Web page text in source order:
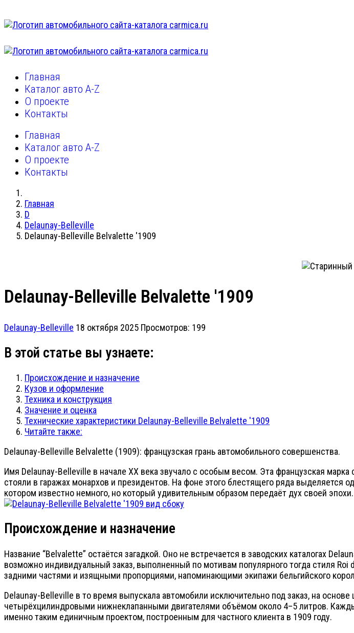
Главная
Каталог авто A-Z
О проекте
Контакты
Главная
Каталог авто A-Z
О проекте
Контакты
Главная
D
Delaunay-Belleville
Delaunay-Belleville Belvalette '1909
Delaunay-Belleville Belvalette '1909
Delaunay-Belleville 18 октября 2025 Просмотров: 199
В этой статье вы узнаете:
Происхождение и назначение
Кузов и оформление
Техника и конструкция
Значение и оценка
Технические характеристики Delaunay-Belleville Belvalette '1909
Читайте также:
Delaunay-Belleville Belvalette (1909): французская грань автомобильного совершенства.
Имя Delaunay-Belleville в начале XX века звучало с особым весом. Эта французская
стояли в гаражах монархов и президентов. На фоне этого блестящего ряда
котором известно немного, но который удивительным образом передаёт дух своей эпохи.
Происхождение и назначение
Название “Belvalette” остаётся загадкой. Оно не встречается в заводских каталогах
возможно индивидуальный заказ, выполненный по мотивам популярного тогда стиля
задними частями и изящными пропорциями, напоминающими экипажи бельгийского
Delaunay-Belleville в то время выпускала автомобили исключительно под заказ, на
четырёхцилиндровыми нижнеклапанными двигателями объёмом около 4–5 литров.
именно таким единичным проектом, построенным для частного клиента в 1909 году.